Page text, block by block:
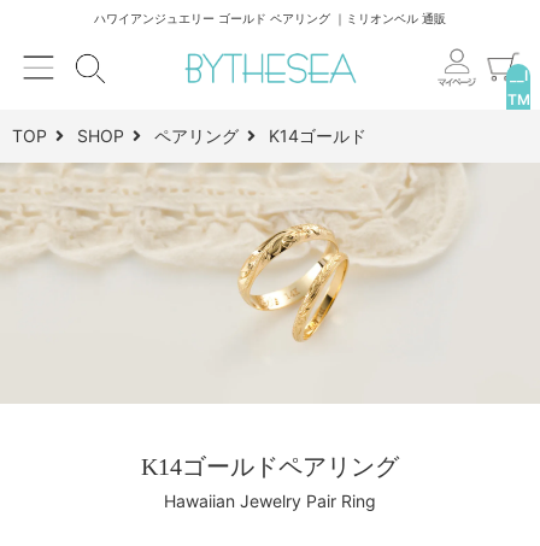
ハワイアンジュエリー ゴールド ペアリング ｜ミリオンベル 通販
__I
TM
TOP SHOP ペアリング K14ゴールド
K14ゴールドペアリング
Hawaiian Jewelry Pair Ring